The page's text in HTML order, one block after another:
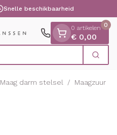
Snelle beschikbaarheid
Zoek
0 artikelen
€ 0,00
0
Maag darm stelsel / Maagzuur